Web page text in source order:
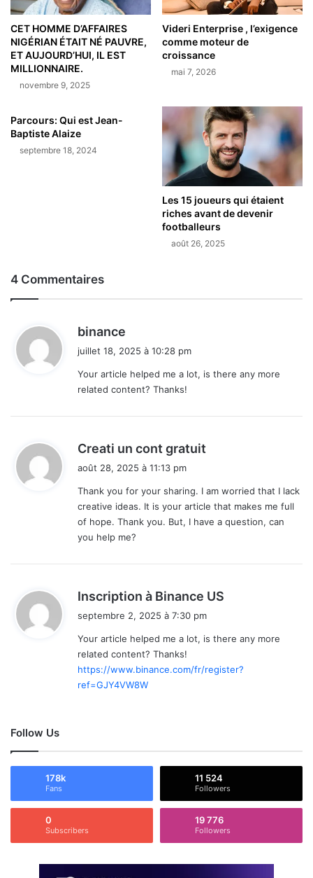
CET HOMME D’AFFAIRES
NIGÉRIAN ÉTAIT NÉ PAUVRE,
ET AUJOURD’HUI, IL EST
MILLIONNAIRE.
novembre 9, 2025
Videri Enterprise , l’exigence
comme moteur de
croissance
mai 7, 2026
Parcours: Qui est Jean-
Baptiste Alaize
septembre 18, 2024
Les 15 joueurs qui étaient
riches avant de devenir
footballeurs
août 26, 2025
4 Commentaires
binance
:
juillet 18, 2025 à 10:28 pm
Your article helped me a lot, is there any more
related content? Thanks!
Creati un cont gratuit
:
août 28, 2025 à 11:13 pm
Thank you for your sharing. I am worried that I lack
creative ideas. It is your article that makes me full
of hope. Thank you. But, I have a question, can
you help me?
Inscription à Binance US
septembre 2, 2025 à 7:30 pm
Your article helped me a lot, is there any more
related content? Thanks!
https://www.binance.com/fr/register?
ref=GJY4VW8W
Follow Us
178k
Fans
11 524
Followers
0
Subscribers
19 776
Followers